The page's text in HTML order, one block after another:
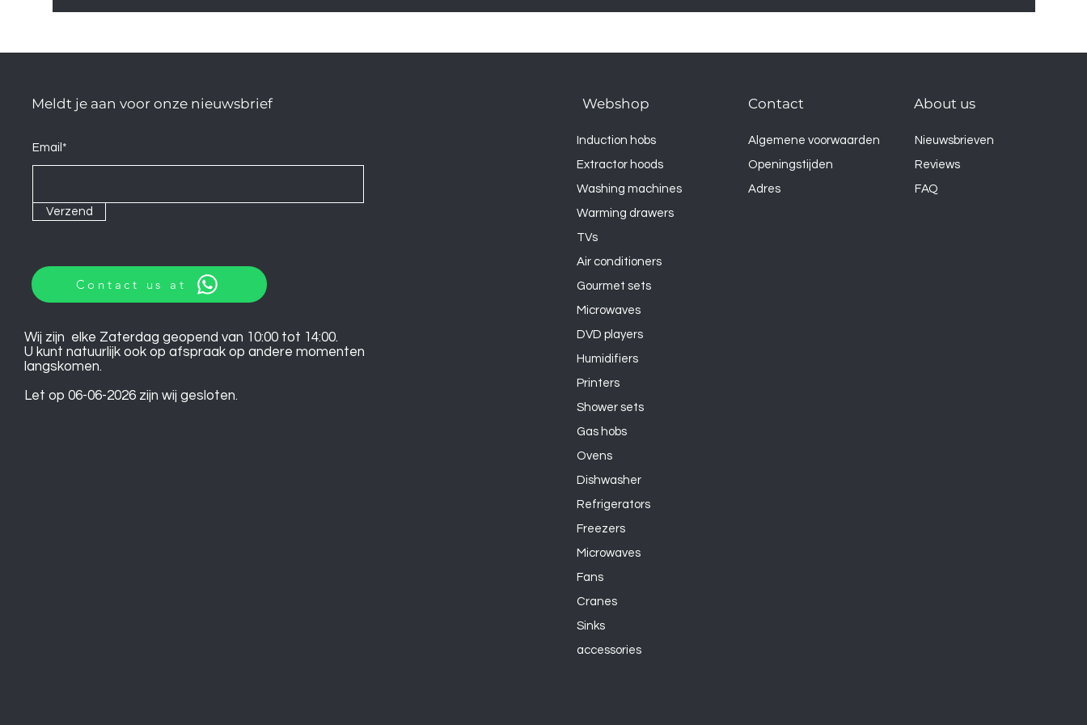
Meldt je aan voor onze nieuwsbrief
Email*
Verzend
Contact us at
Wij zijn elke Zaterdag geopend van 10:00 tot 14:00.
U kunt natuurlijk ook op afspraak op andere momenten
langskomen.
Let op 06-06-2026 zijn wij gesloten.
Webshop
Induction hobs
Extractor hoods
Washing machines
Warming drawers
TVs
Air conditioners
Gourmet sets
Microwaves
DVD players
Humidifiers
Printers
Shower sets
Gas hobs
Ovens
Dishwasher
Refrigerators
Freezers
Microwaves
Fans
Cranes
Sinks
accessories
About us
Nieuwsbrieven
Reviews
FAQ
Contact
Algemene voorwaarden
Openingstijden
Adres